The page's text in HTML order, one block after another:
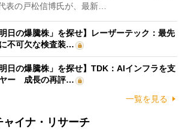
表の戸松信博氏が、最新…
日の爆騰株」を探せ】レーザーテック：最先
不可欠な検査装…
日の爆騰株」を探せ】TDK：AIインフラを支
ヤー 成長の再評…
一覧を見る
ャイナ・リサーチ